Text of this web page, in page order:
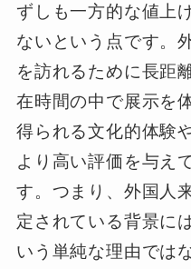
ずしも一方的な値上
ないという点です。
を訪れるために長距
在時間の中で展示を
得られる文化的体験
より高い評価を与え
す。つまり、外国人
定されている背景に
いう単純な理由では